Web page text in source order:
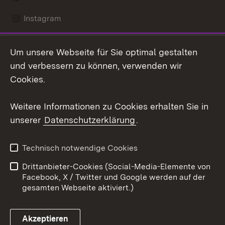
Instagram
Social Wall
Youtube
Kontakt
Datenschutz
Barrierefreiheit
Impressum Cookies
Um unsere Webseite für Sie optimal gestalten
und verbessern zu können, verwenden wir
Cookies.
Weitere Informationen zu Cookies erhalten Sie in
unserer Datenschutzerklärung.
Technisch notwendige Cookies
Drittanbieter-Cookies (Social-Media-Elemente von
Facebook, X / Twitter und Google werden auf der
gesamten Webseite aktiviert.)
Akzeptieren